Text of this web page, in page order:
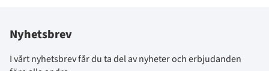
Nyhetsbrev
I vårt nyhetsbrev får du ta del av nyheter och erbjudanden